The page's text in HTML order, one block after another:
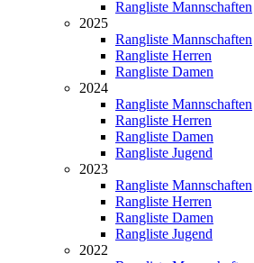
Rangliste Mannschaften
2025
Rangliste Mannschaften
Rangliste Herren
Rangliste Damen
2024
Rangliste Mannschaften
Rangliste Herren
Rangliste Damen
Rangliste Jugend
2023
Rangliste Mannschaften
Rangliste Herren
Rangliste Damen
Rangliste Jugend
2022